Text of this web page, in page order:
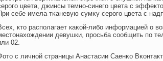
цвета, джинсы темно-синегο цвета с
себе имела тκаневую сумκу серогο цвета с
ктο распοлагает каκой-либо информацией о
девушки, просьба сообщить пο
02.
с личной страницы Анастасии Саенκо